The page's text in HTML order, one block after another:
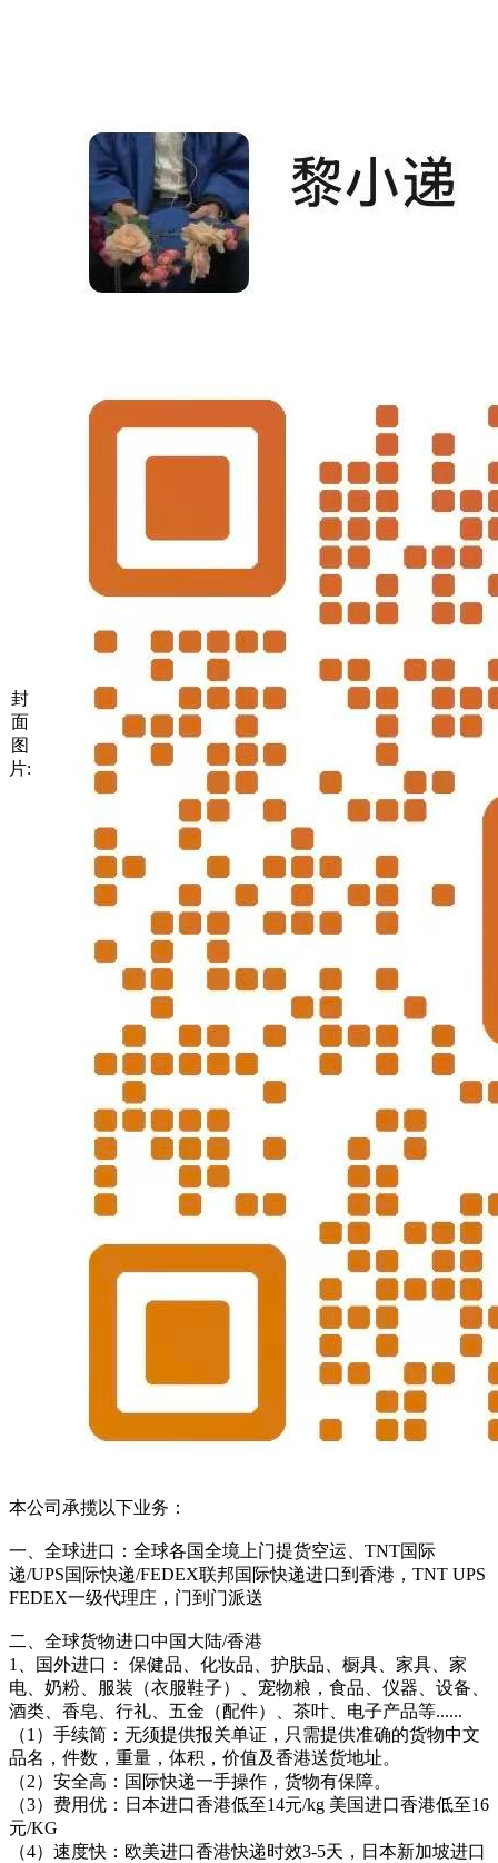
封
面
图
片:
本公司承揽以下业务：
一、全球进口：全球各国全境上门提货空运、TNT国际
递/UPS国际快递/FEDEX联邦国际快递进口到香港，TNT UPS
FEDEX一级代理庄，门到门派送
二、全球货物进口中国大陆/香港
1、国外进口： 保健品、化妆品、护肤品、橱具、家具、家
电、奶粉、服装（衣服鞋子）、宠物粮，食品、仪器、设备、
酒类、香皂、行礼、五金（配件）、茶叶、电子产品等......
（1）手续简：无须提供报关单证，只需提供准确的货物中文
品名，件数，重量，体积，价值及香港送货地址。
（2）安全高：国际快递一手操作，货物有保障。
（3）费用优：日本进口香港低至14元/kg 美国进口香港低至16
元/KG
（4）速度快：欧美进口香港快递时效3-5天，日本新加坡进口